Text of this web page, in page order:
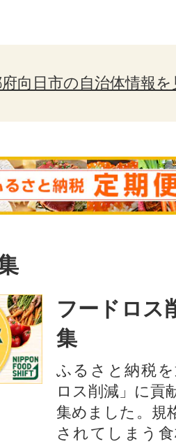
向日市の自治体情報を
フードロス
集
ふるさと納税
ロス削減」に貢
集めました。規
されてしまう